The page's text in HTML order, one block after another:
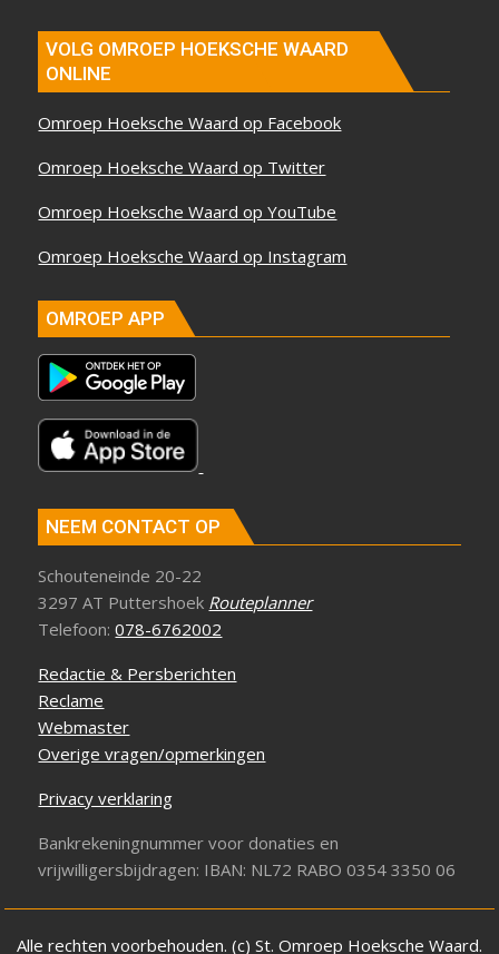
VOLG OMROEP HOEKSCHE WAARD
ONLINE
Omroep Hoeksche Waard op Facebook
Omroep Hoeksche Waard op Twitter
Omroep Hoeksche Waard op YouTube
Omroep Hoeksche Waard op Instagram
OMROEP APP
NEEM CONTACT OP
Schouteneinde 20-22
3297 AT Puttershoek Routeplanner
Telefoon:078-6762002
Redactie & Persberichten
Reclame
Webmaster
Overige vragen/opmerkingen
Privacy verklaring
Bankrekeningnummer voor donaties en
vrijwilligersbijdragen: IBAN: NL72 RABO 0354 3350 06
Alle rechten voorbehouden. (c) St. Omroep Hoeksche Waard.